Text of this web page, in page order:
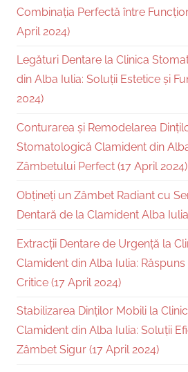
Combinația Perfectă între
April 2024)
Legături Dentare la Clinica
din Alba Iulia: Soluții Estetice și
2024)
Conturarea și Remodelarea
Stomatologică Clamident din
Zâmbetului Perfect (17 April 2024)
Obțineți un Zâmbet Radiant cu
Dentară de la Clamident Alba
Extracții Dentare de Urgență la
Clamident din Alba Iulia:
Critice (17 April 2024)
Stabilizarea Dinților Mobili la
Clamident din Alba Iulia: Soluții
Zâmbet Sigur (17 April 2024)